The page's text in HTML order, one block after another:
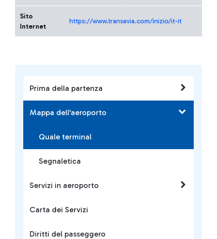
Prima della partenza
Mappa dell'aeroporto
Quale terminal
Segnaletica
Servizi in aeroporto
Carta dei Servizi
Diritti del passeggero
Sito
Internet
https://www.transavia.com/inizio/it-it